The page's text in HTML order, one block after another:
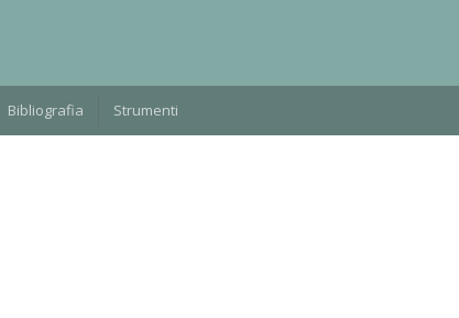
Bibliografia Strumenti